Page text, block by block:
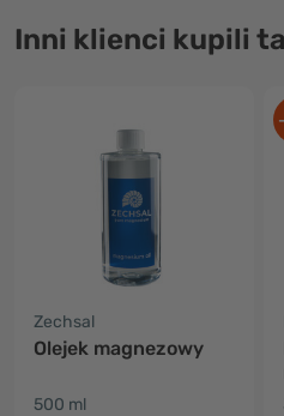
Inni klienci kupili
Zechsal
Olejek magnezowy
500 ml